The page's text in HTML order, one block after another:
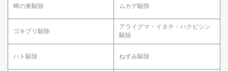
蜂の巣駆除 ムカデ駆除
ゴキブリ駆除
アライグマ・イタチ・ハクビシン
駆除
ハト駆除 ねずみ駆除